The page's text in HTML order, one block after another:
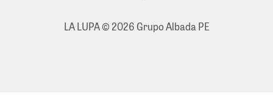
LA LUPA © 2026 Grupo Albada PE